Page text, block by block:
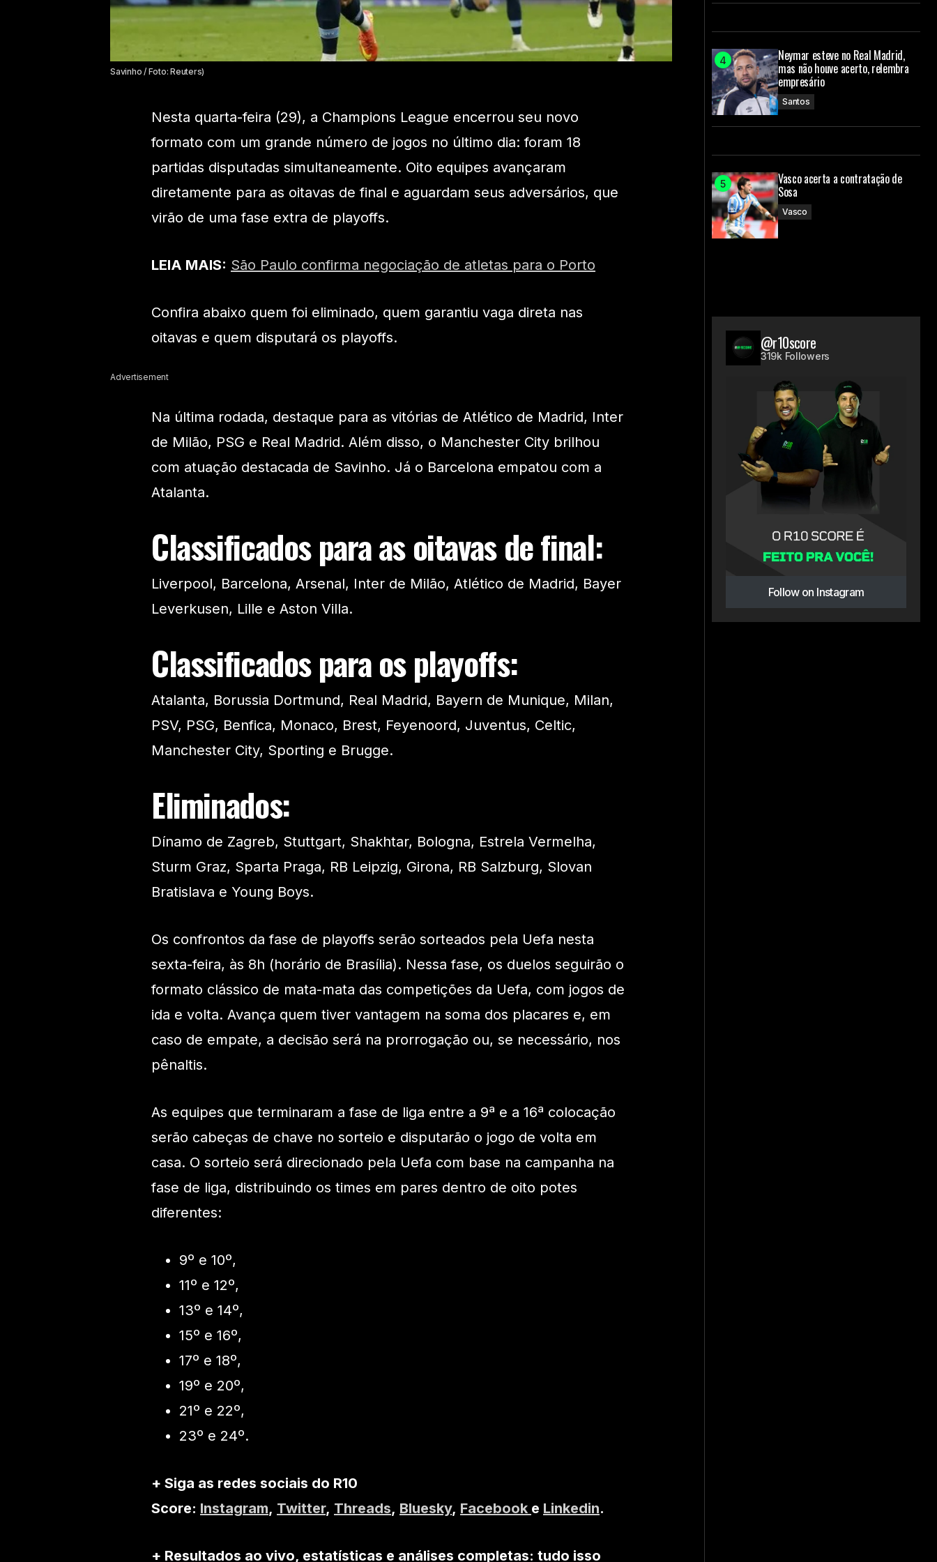
Savinho / Foto: Reuters)
Nesta quarta-feira (29), a Champions League encerrou seu novo
formato com um grande número de jogos no último dia: foram 18
partidas disputadas simultaneamente. Oito equipes avançaram
diretamente para as oitavas de final e aguardam seus adversários, que
virão de uma fase extra de playoffs.
LEIA MAIS: São Paulo confirma negociação de atletas para o Porto
Confira abaixo quem foi eliminado, quem garantiu vaga direta nas
oitavas e quem disputará os playoffs.
Advertisement
Na última rodada, destaque para as vitórias de Atlético de Madrid, Inter
de Milão, PSG e Real Madrid. Além disso, o Manchester City brilhou
com atuação destacada de Savinho. Já o Barcelona empatou com a
Atalanta.
Classificados para as oitavas de final:
Liverpool, Barcelona, Arsenal, Inter de Milão, Atlético de Madrid, Bayer
Leverkusen, Lille e Aston Villa.
Classificados para os playoffs:
Atalanta, Borussia Dortmund, Real Madrid, Bayern de Munique, Milan,
PSV, PSG, Benfica, Monaco, Brest, Feyenoord, Juventus, Celtic,
Manchester City, Sporting e Brugge.
Eliminados:
Dínamo de Zagreb, Stuttgart, Shakhtar, Bologna, Estrela Vermelha,
Sturm Graz, Sparta Praga, RB Leipzig, Girona, RB Salzburg, Slovan
Bratislava e Young Boys.
Os confrontos da fase de playoffs serão sorteados pela Uefa nesta
sexta-feira, às 8h (horário de Brasília). Nessa fase, os duelos seguirão o
formato clássico de mata-mata das competições da Uefa, com jogos de
ida e volta. Avança quem tiver vantagem na soma dos placares e, em
caso de empate, a decisão será na prorrogação ou, se necessário, nos
pênaltis.
As equipes que terminaram a fase de liga entre a 9ª e a 16ª colocação
serão cabeças de chave no sorteio e disputarão o jogo de volta em
casa. O sorteio será direcionado pela Uefa com base na campanha na
fase de liga, distribuindo os times em pares dentro de oito potes
diferentes:
9º e 10º,
11º e 12º,
13º e 14º,
15º e 16º,
17º e 18º,
19º e 20º,
21º e 22º,
23º e 24º.
+ Siga as redes sociais do R10
Score: Instagram, Twitter, Threads, Bluesky, Facebook e Linkedin.
+ Resultados ao vivo, estatísticas e análises completas: tudo isso
Neymar esteve no Real Madrid,
mas não houve acerto, relembra
empresário
Santos
Vasco acerta a contratação de
Sosa
Vasco
@r10score
319k Followers
Follow on Instagram